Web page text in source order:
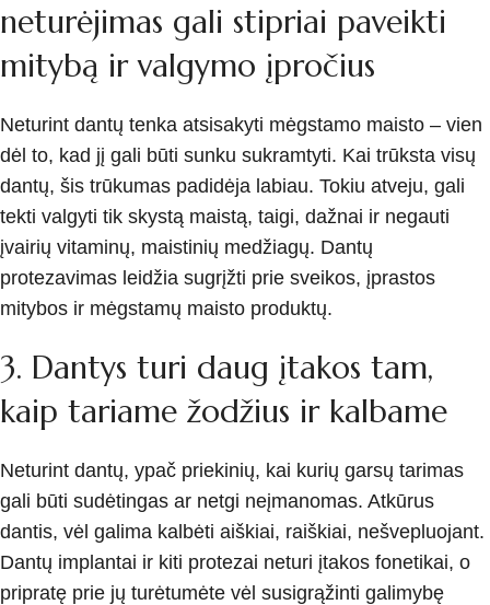
neturėjimas gali stipriai paveikti
mitybą ir valgymo įpročius
Neturint dantų tenka atsisakyti mėgstamo maisto – vien
dėl to, kad jį gali būti sunku sukramtyti. Kai trūksta visų
dantų, šis trūkumas padidėja labiau. Tokiu atveju, gali
tekti valgyti tik skystą maistą, taigi, dažnai ir negauti
įvairių vitaminų, maistinių medžiagų. Dantų
protezavimas leidžia sugrįžti prie sveikos, įprastos
mitybos ir mėgstamų maisto produktų.
3. Dantys turi daug įtakos tam,
kaip tariame žodžius ir kalbame
Neturint dantų, ypač priekinių, kai kurių garsų tarimas
gali būti sudėtingas ar netgi neįmanomas. Atkūrus
dantis, vėl galima kalbėti aiškiai, raiškiai, nešvepluojant.
Dantų implantai ir kiti protezai neturi įtakos fonetikai, o
pripratę prie jų turėtumėte vėl susigrąžinti galimybę